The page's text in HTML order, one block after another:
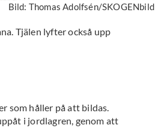
Bild: Thomas Adolfsén/SKOGENbild
Tjälen lyfter också upp
som håller på att bildas.
i jordlagren, genom att